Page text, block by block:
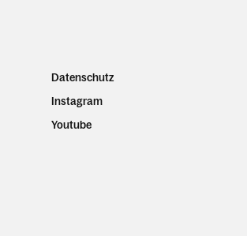
Datenschutz
Instagram
Youtube